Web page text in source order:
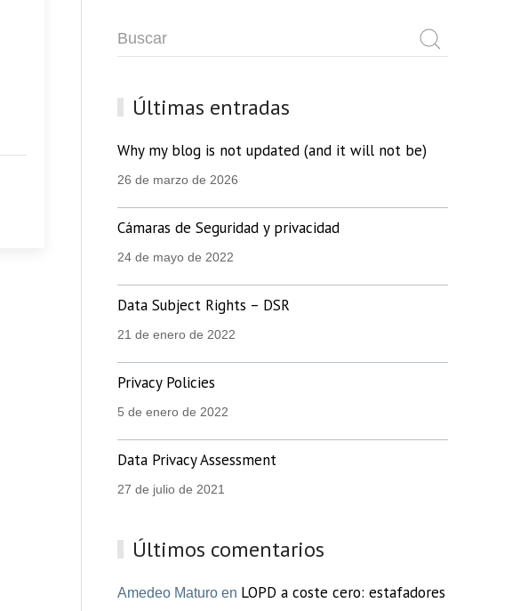
Últimas entradas
Why my blog is not updated (and it will not be)
26 de marzo de 2026
Cámaras de Seguridad y privacidad
24 de mayo de 2022
Data Subject Rights – DSR
21 de enero de 2022
Privacy Policies
5 de enero de 2022
Data Privacy Assessment
27 de julio de 2021
Últimos comentarios
Amedeo Maturo en LOPD a coste cero: estafadores